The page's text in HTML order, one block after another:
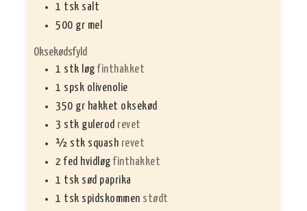
1 tsk salt
500 gr mel
Oksekødsfyld
1 stk løg finthakket
1 spsk olivenolie
350 gr hakket oksekød
3 stk gulerod revet
½ stk squash revet
2 fed hvidløg finthakket
1 tsk sød paprika
1 tsk spidskommen stødt